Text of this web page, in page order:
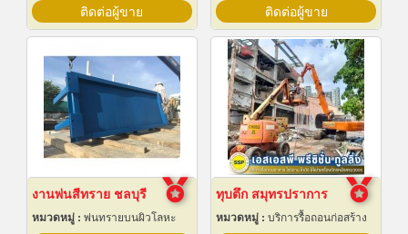
ติดต่อผู้ขาย ติดต่อผู้ขาย
งานพ่นสีทราย ชลบุรี
หมวดหมู่ : พ่นทรายบนผิวโลหะ
ทุบตึก สมุทรปราการ
หมวดหมู่ : บริการรื้อถอนก่อสร้าง